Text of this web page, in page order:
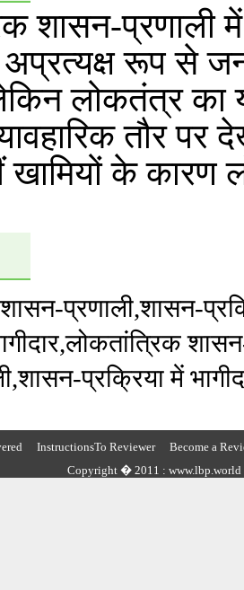
शासन-प्रणाली में
रूप से
लोकतंत्र का
तौर
खामियों के कारण
प्रणाली,शासन-
,लोकतांत्रिक
,शासन-प्रक्रिया में
InstructionsTo Reviewer
Become a
Copyright � 2011 : www.lbp.world